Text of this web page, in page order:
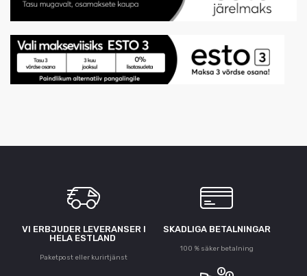
VI ERBJUDER LEVERANSER I
HELA ESTLAND
Paketpost eller kurirtjänst
SKADLIGA BETALNINGAR
100 % säker betalning